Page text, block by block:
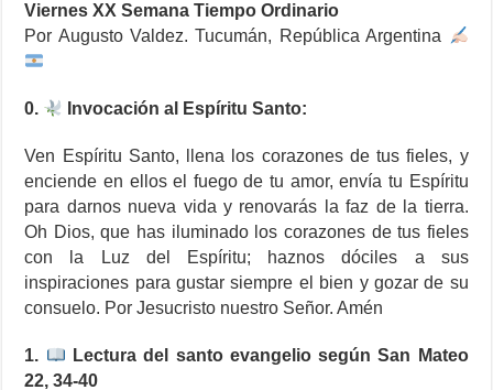
Viernes XX Semana Tiempo Ordinario
Por Augusto Valdez. Tucumán, República Argentina
0. Invocación al Espíritu Santo:
Ven Espíritu Santo, llena los corazones de tus fieles, y
enciende en ellos el fuego de tu amor, envía tu Espíritu
para darnos nueva vida y renovarás la faz de la tierra.
Oh Dios, que has iluminado los corazones de tus fieles
con la Luz del Espíritu; haznos dóciles a sus
inspiraciones para gustar siempre el bien y gozar de su
consuelo. Por Jesucristo nuestro Señor. Amén
1.
Lectura del santo evangelio según San Mateo
22, 34-40